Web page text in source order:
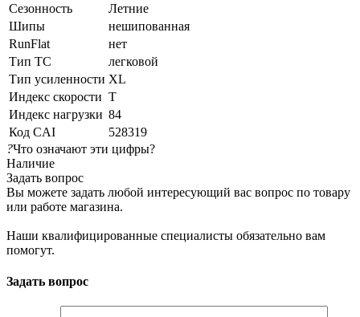
Сезонность
Летние
Шипы
нешипованная
RunFlat
нет
Тип ТС
легковой
Тип усиленности XL
Индекс скорости T
Индекс нагрузки 84
Код CAI
528319
?Что означают эти цифры?
Наличие
Задать вопрос
Вы можете задать любой интересующий вас вопрос по товару
или работе магазина.
Наши квалифицированные специалисты обязательно вам
помогут.
Задать вопрос